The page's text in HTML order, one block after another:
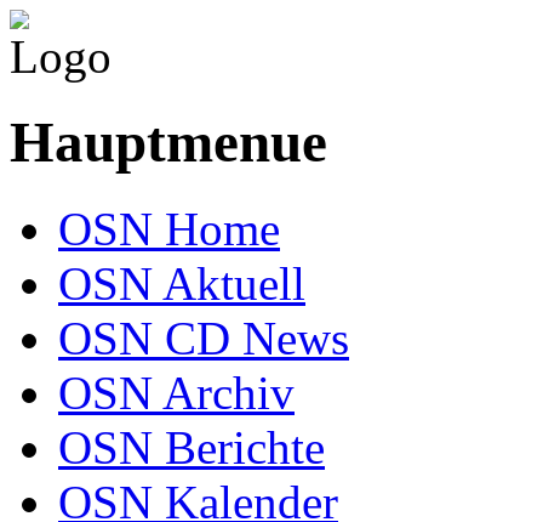
Hauptmenue
OSN Home
OSN Aktuell
OSN CD News
OSN Archiv
OSN Berichte
OSN Kalender